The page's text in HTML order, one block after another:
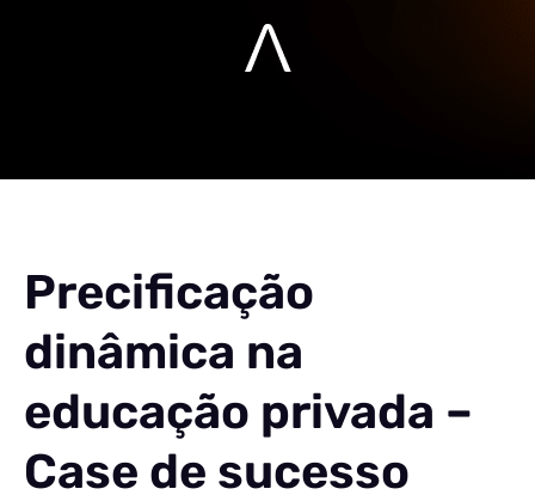
Precificação
dinâmica na
educação privada –
Case de sucesso